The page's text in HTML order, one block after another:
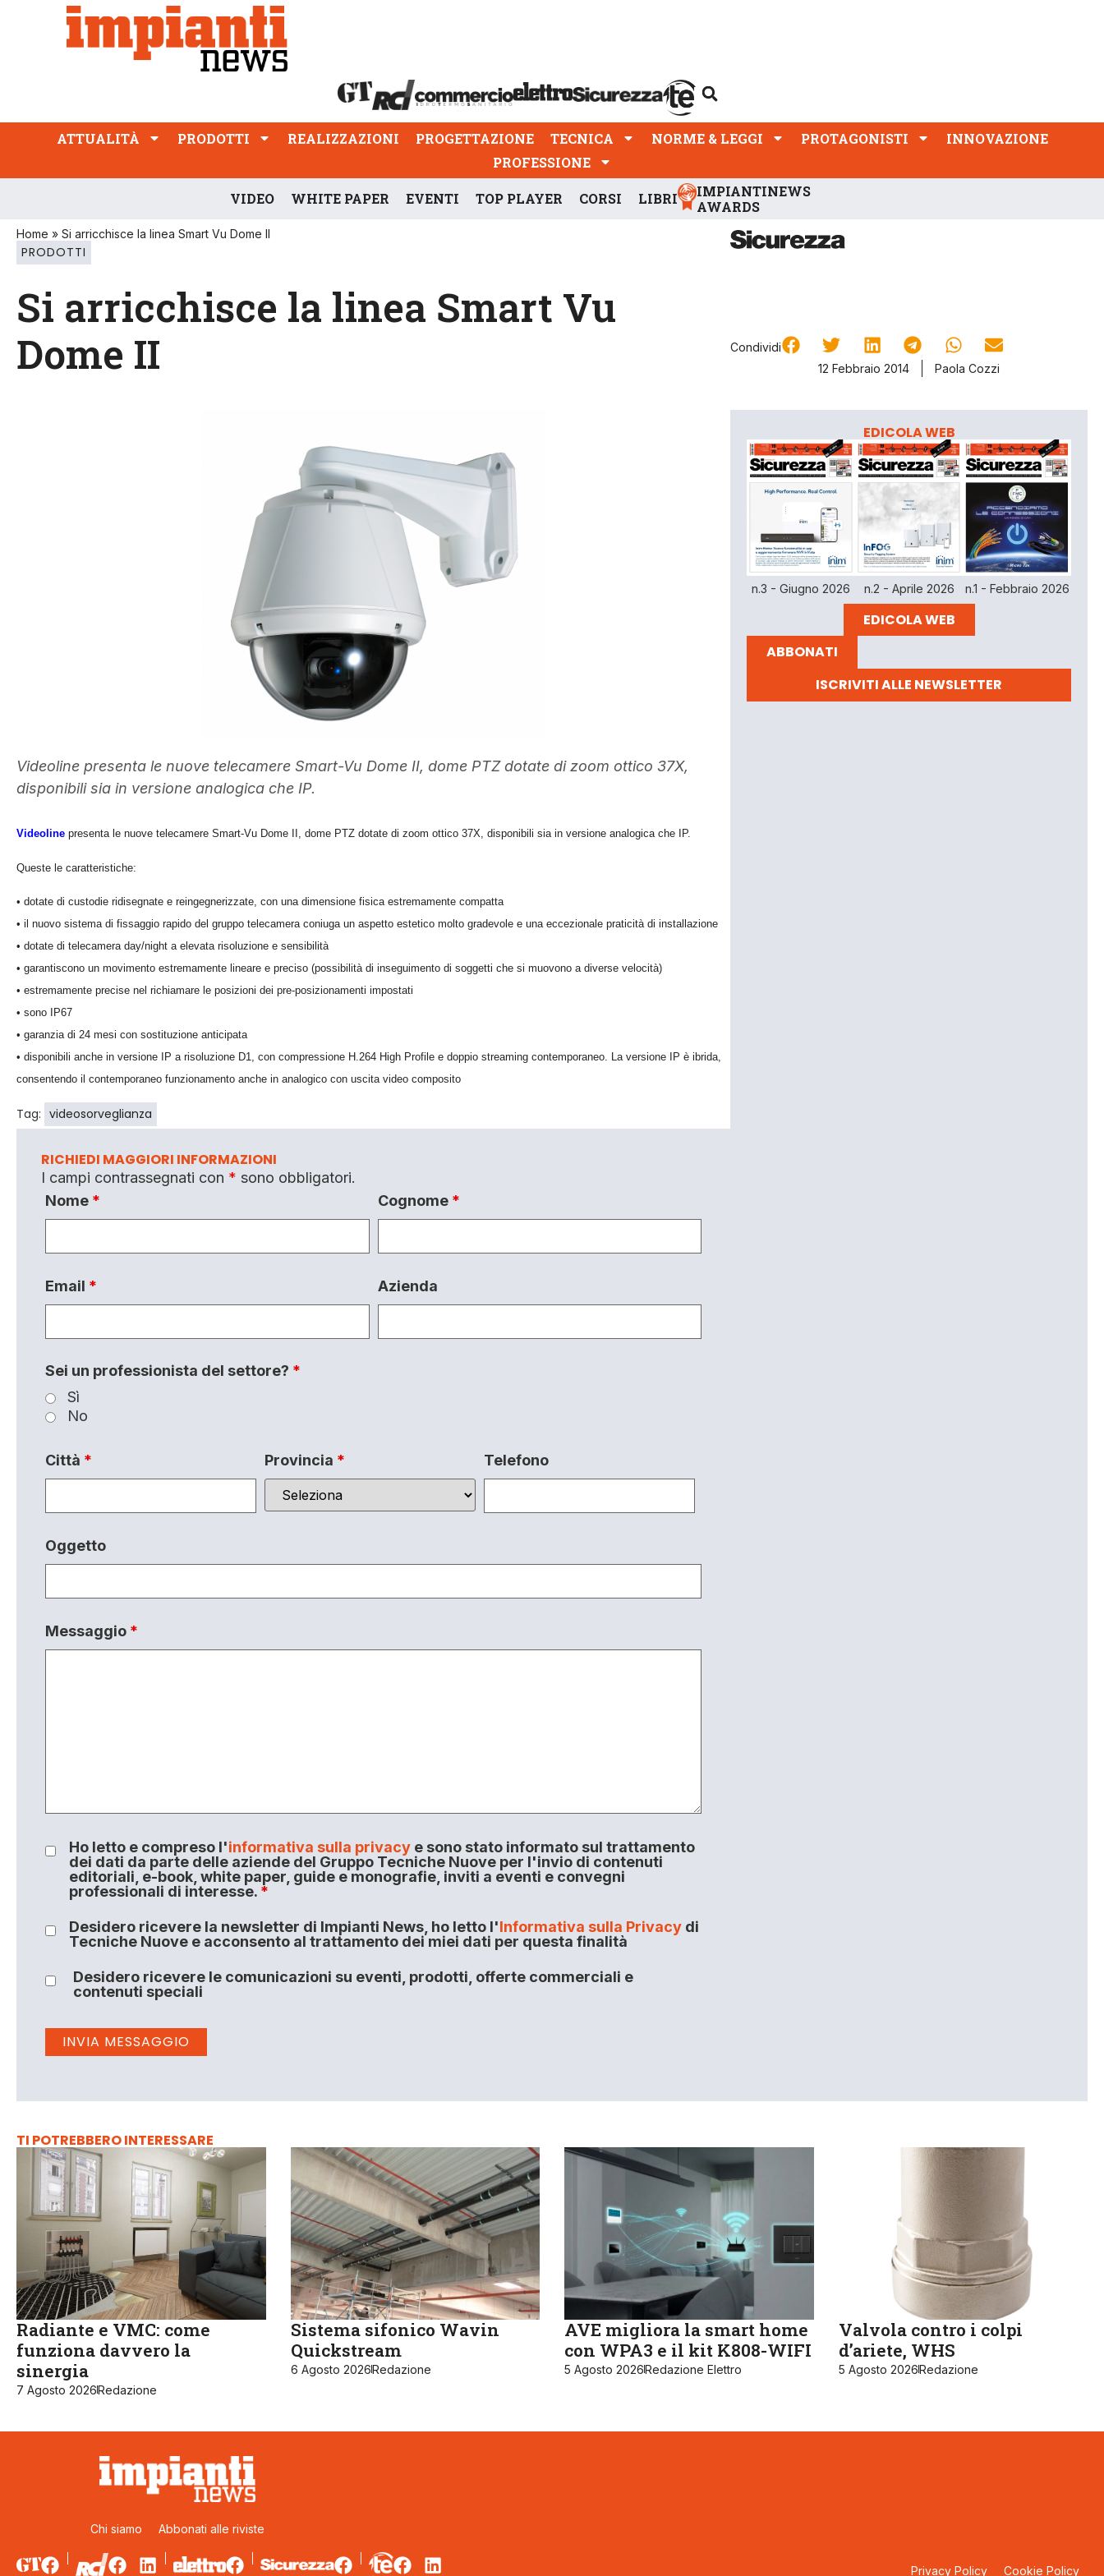
ATTUALITÀ PRODOTTI REALIZZAZIONI
PROFESSIONE
ATTUALITÀ PRODOTTI REALIZZAZIONI PROGETTAZIONE TECNICA NORME & LEGGI PROTAGONISTI
INNOVAZIONE
PROFESSIONE
VIDEO WHITE PAPER EVENTI TOP PLAYER CORSI LIBRI
IMPIANTINEWS
AWARDS
Home » Si arricchisce la linea Smart Vu Dome II
PRODOTTI
Si arricchisce la linea Smart Vu
Dome II
Condividi
12 Febbraio 2014
Paola Cozzi
Videoline presenta le nuove telecamere Smart-Vu Dome II, dome PTZ dotate di zoom ottico 37X,
disponibili sia in versione analogica che IP.
Videoline presenta le nuove telecamere Smart-Vu Dome II, dome PTZ dotate di zoom ottico 37X, disponibili sia in versione analogica che IP.
Queste le caratteristiche:
• dotate di custodie ridisegnate e reingegnerizzate, con una dimensione fisica estremamente compatta
• il nuovo sistema di fissaggio rapido del gruppo telecamera coniuga un aspetto estetico molto gradevole e una eccezionale praticità di installazione
• dotate di telecamera day/night a elevata risoluzione e sensibilità
• garantiscono un movimento estremamente lineare e preciso (possibilità di inseguimento di soggetti che si muovono a diverse velocità)
• estremamente precise nel richiamare le posizioni dei pre-posizionamenti impostati
• sono IP67
• garanzia di 24 mesi con sostituzione anticipata
• disponibili anche in versione IP a risoluzione D1, con compressione H.264 High Profile e doppio streaming contemporaneo. La versione IP è ibrida,
consentendo il contemporaneo funzionamento anche in analogico con uscita video composito
Tag: videosorveglianza
RICHIEDI MAGGIORI INFORMAZIONI
I campi contrassegnati con * sono obbligatori.
Nome * Cognome *
Email * Azienda
Sei un professionista del settore? *
Sì
No
Città * Provincia * Telefono
Oggetto
Messaggio *
Ho letto e compreso l'informativa sulla privacye sono stato informato sul trattamento
dei dati da parte delle aziende del Gruppo Tecniche Nuove per l'invio di contenuti
editoriali, e-book, white paper, guide e monografie, inviti a eventi e convegni
professionali di interesse. *
Desidero ricevere la newsletter di Impianti News, ho letto l'Informativa sulla Privacydi
Tecniche Nuove e acconsento al trattamento dei miei dati per questa finalità
Desidero ricevere le comunicazioni su eventi, prodotti, offerte commerciali e
contenuti speciali
EDICOLA WEB
n.3 - Giugno 2026 n.2 - Aprile 2026 n.1 - Febbraio 2026
EDICOLA WEB
ABBONATI
ISCRIVITI ALLE NEWSLETTER
TI POTREBBERO INTERESSARE
Radiante e VMC: come
funziona davvero la
sinergia
7 Agosto 2026Redazione
Sistema sifonico Wavin
Quickstream
6 Agosto 2026Redazione
AVE migliora la smart home
con WPA3 e il kit K808-WIFI
5 Agosto 2026Redazione Elettro
Valvola contro i colpi
d’ariete, WHS
5 Agosto 2026Redazione
Chi siamo Abbonati alle riviste
Privacy Policy Cookie Policy